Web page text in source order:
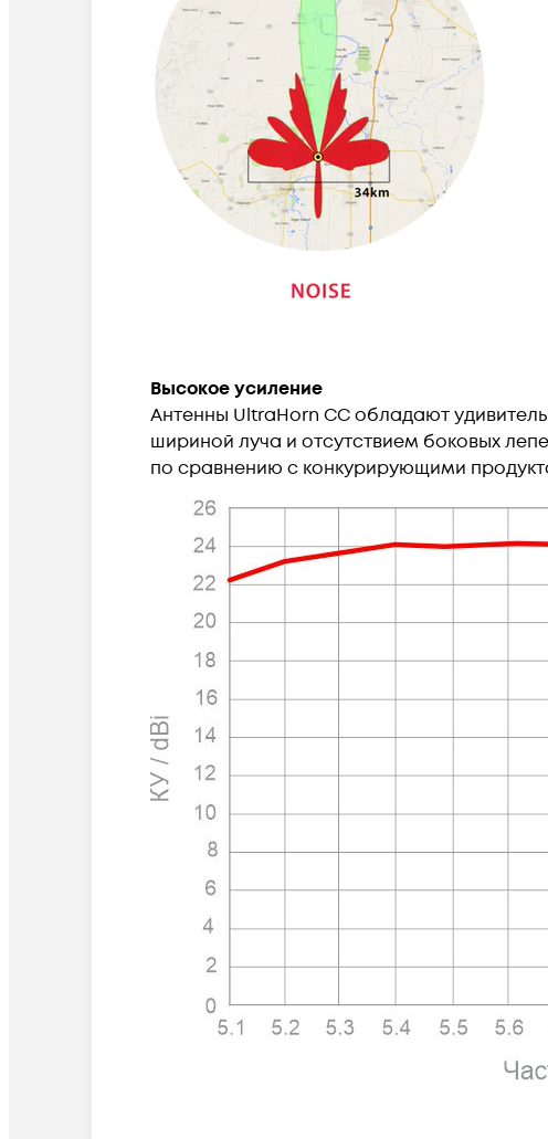
Высокое усиление
Антенны UltraHorn CC обладают
шириной луча и отсутствием боковых
по сравнению с конкурирующими